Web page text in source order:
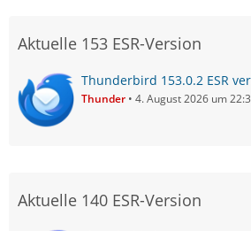
Aktuelle 153 ESR-Version
Thunderbird 153.0.2 ESR
Thunder 4. August 2026 um
Aktuelle 140 ESR-Version